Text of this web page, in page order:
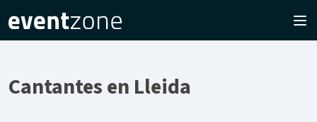
Cantantes en Lleida